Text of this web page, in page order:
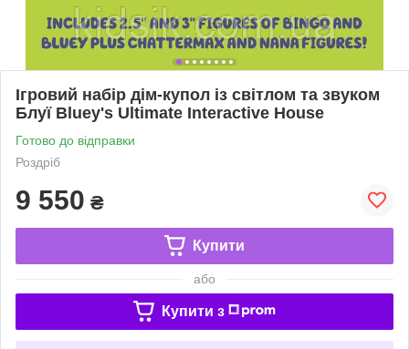
Ігровий набір дім-купол із світлом та звуком
Блуї Bluey's Ultimate Interactive House
Готово до відправки
Роздріб
9 550 ₴
Купити
або
Купити з